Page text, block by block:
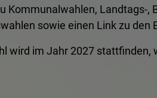
Kommunalwahlen, Landtags-,
sowie einen Link zu den
wird im Jahr 2027